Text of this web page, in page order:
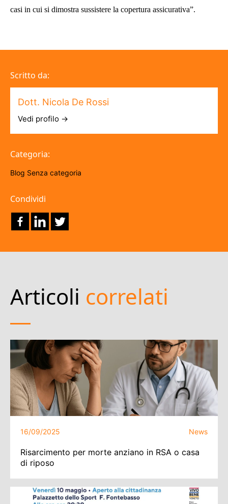
casi in cui si dimostra sussistere la copertura assicurativa”.
Scritto da:
Dott. Nicola De Rossi
Vedi profilo →
Categoria:
Blog Senza categoria
Condividi
Articoli correlati
16/09/2025 News
Risarcimento per morte anziano in RSA o casa
di riposo